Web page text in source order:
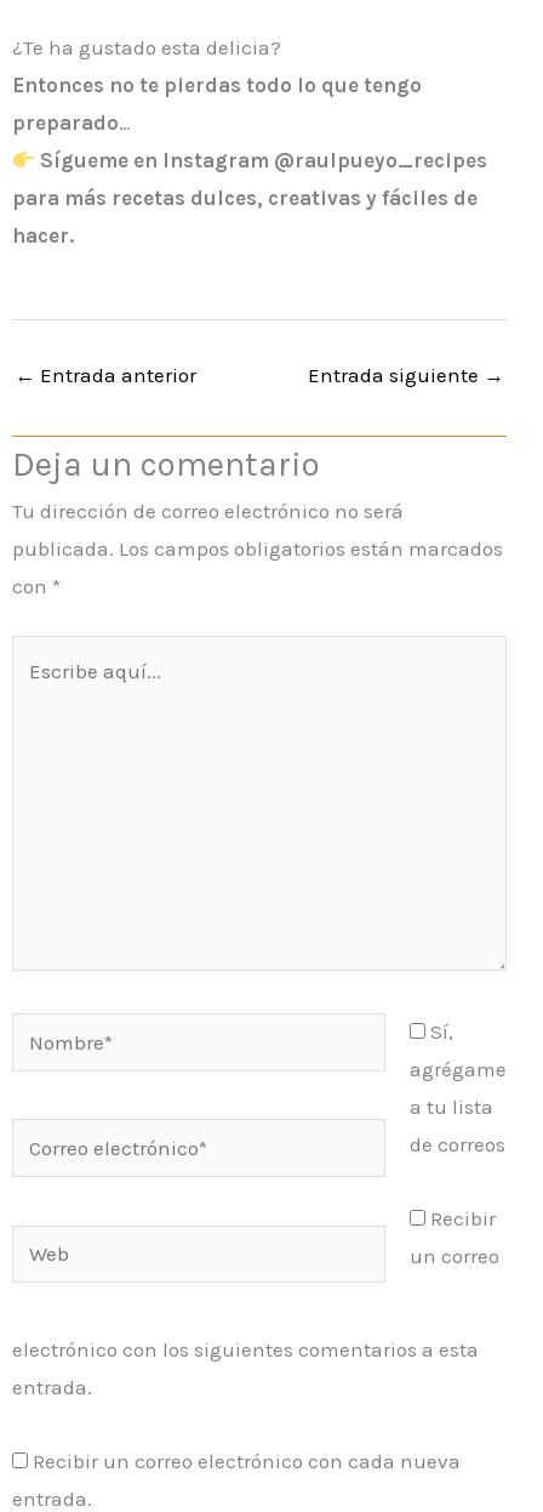
¿Te ha gustado esta delicia?
Entonces no te pierdas todo lo que tengo
preparado…
Sígueme en Instagram @raulpueyo_recipes
para más recetas dulces, creativas y fáciles de
hacer.
← Entrada anterior Entrada siguiente →
Deja un comentario
Tu dirección de correo electrónico no será
publicada. Los campos obligatorios están marcados
con *
Nombre*
electrónico*
Sí,
agrégame
a tu lista
de correos
Recibir
un correo
electrónico con los siguientes comentarios a esta
entrada.
Recibir un correo electrónico con cada nueva
entrada.